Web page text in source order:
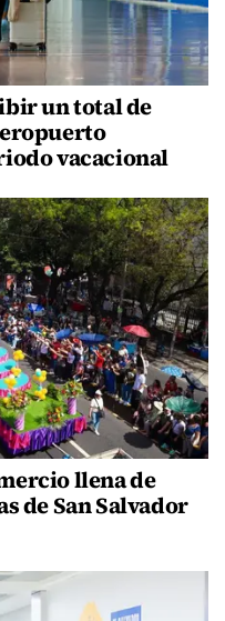
un total de
vacacional
llena de
de San Salvador